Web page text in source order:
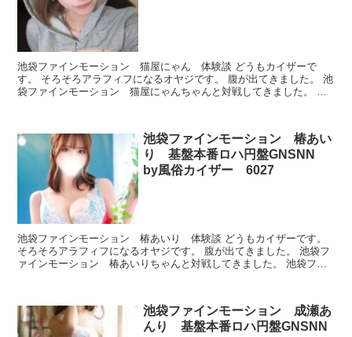
池袋ファインモーション 猫屋にゃん 体験談 どうもカイザーで
す。 そろそろアラフィフになるオヤジです。 腹が出てきました。 池
袋ファインモーション 猫屋にゃんちゃんと対戦してきました。 池
池袋ファインモーション 椿あい
り 基盤本番ロハ円盤GNSNN
by風俗カイザー 6027
池袋ファインモーション 椿あいり 体験談 どうもカイザーです。
そろそろアラフィフになるオヤジです。 腹が出てきました。 池袋フ
ァインモーション 椿あいりちゃんと対戦してきました。 池袋ファ
池袋ファインモーション 成瀬あ
んり 基盤本番ロハ円盤GNSNN